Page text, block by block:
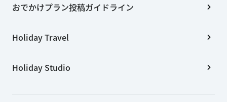
おでかけプラン投稿ガイドライン
Holiday Travel
Holiday Studio